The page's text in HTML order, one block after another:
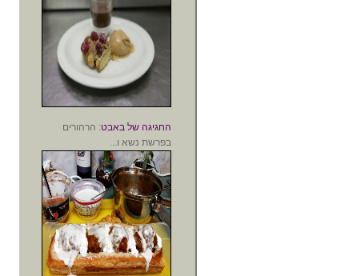
החגיגה של באבט: הרהורים
בפרשת נשא ו...